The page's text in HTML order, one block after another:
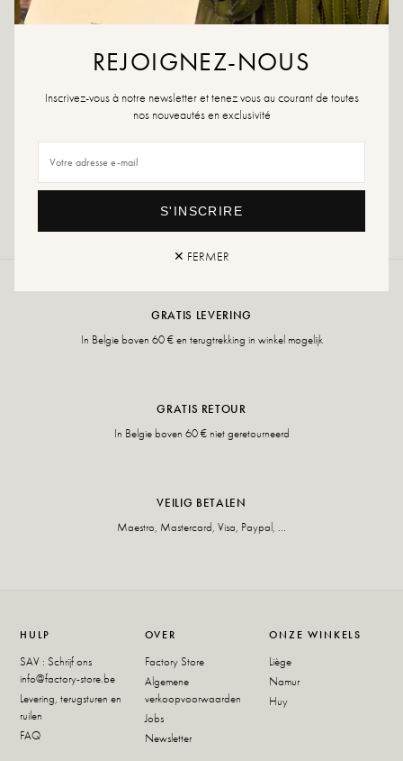
Kleed je tassen aan met onze mooie schouderbanden!
Buitenmateriaal: textiel
Lengte: 85cm
Retour en uitwisseling snelle levering
GRATIS LEVERING
In Belgie boven 60 € en terugtrekking in winkel mogelijk
GRATIS RETOUR
In Belgie boven 60 € niet geretourneerd
VEILIG BETALEN
Maestro, Mastercard, Visa, Paypal, ...
HULP
SAV : Schrijf ons
info@factory-store.be
Levering, terugsturen en
ruilen
FAQ
OVER
Factory Store
Algemene
verkoopvoorwaarden
Jobs
Newsletter
ONZE WINKELS
Liège
Namur
Huy
REJOIGNEZ-NOUS
Inscrivez-vous à notre newsletter et tenez vous au courant de toutes
nos nouveautés en exclusivité
S'INSCRIRE
✕ FERMER